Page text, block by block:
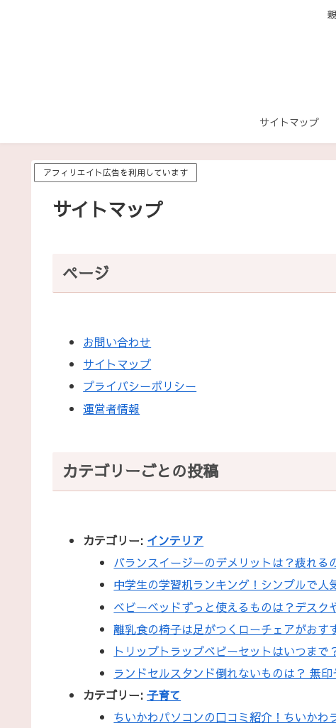
サイトマップ
アフィリエイト広告を利用しています
サイトマップ
ページ
お問い合わせ
サイトマップ
プライバシーポリシー
運営者情報
カテゴリーごとの投稿
カテゴリー: インテリア
バランスイージーのデメリットは？疲れる
中学生の学習机ランキング！シンプルで人
ベビーベッドずっと使えるものは？デス
離乳食の椅子は足がつくローチェアがお
トリップトラップベビーセットはいつま
ランドセルスタンド倒れないものは？ 無
カテゴリー:子育て
ちいかわパソコンの口コミ紹介！ちいかわ